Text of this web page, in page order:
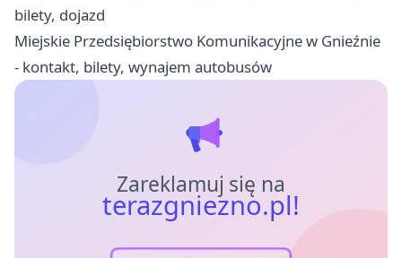
bilety, dojazd
Miejskie Przedsiębiorstwo Komunikacyjne w Gnieźnie
- kontakt, bilety, wynajem autobusów
Zareklamuj się na
terazgniezno.pl!